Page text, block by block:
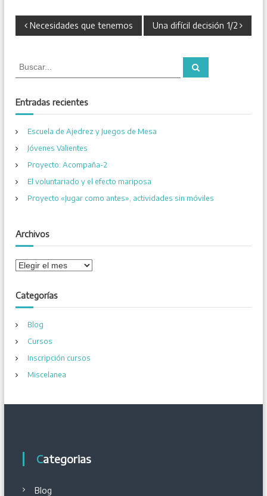
N
v
e
g
a
c
ó
n
d
e
e
n
t
a
d
Necesidades que tenemos Una difícil decisión 1/2
B
c
a
:
B
Entradas recientes
Escuela de Ajedrez y Juegos de Mesa
Jóvenes Valientes
Proyecto: Acompaña-2
El voluntariado y el efecto mariposa
Proyecto «Jugar como antes», actividades sin móviles
Archivos
A
h
v
o
Categorías
Blog
Cursos
Inscripción cursos
Miscelanea
Categorias
Blog